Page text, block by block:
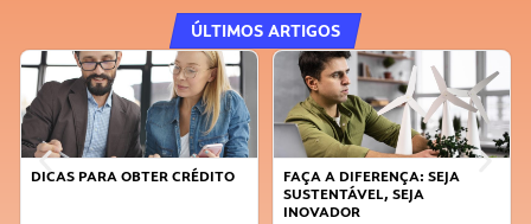
ÚLTIMOS ARTIGOS
DICAS PARA OBTER CRÉDITO
FAÇA A DIFERENÇA: SEJA
SUSTENTÁVEL, SEJA
INOVADOR